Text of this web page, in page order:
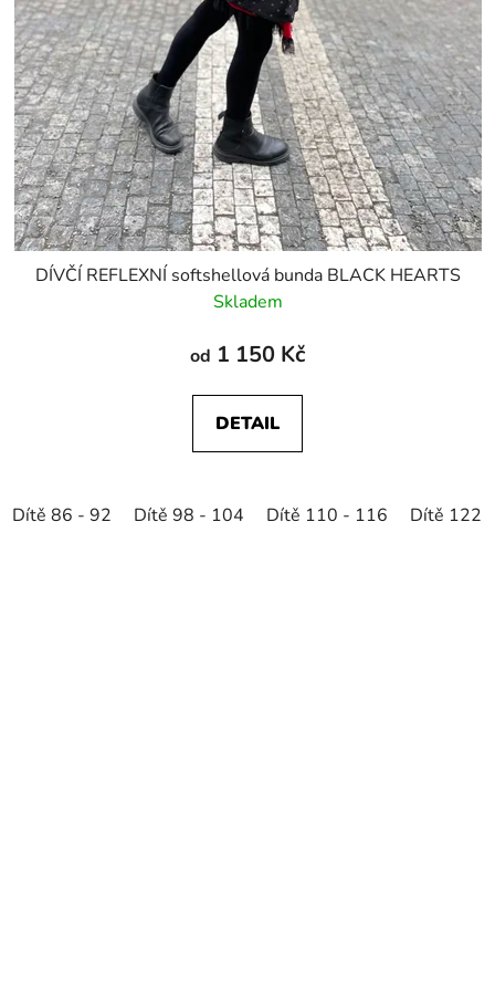
DÍVČÍ REFLEXNÍ softshellová bunda BLACK HEARTS
Skladem
od 1 150 Kč
DETAIL
Dítě 86 - 92 Dítě 98 - 104 Dítě 110 - 116 Dítě 122